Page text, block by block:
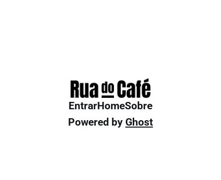
EntrarHomeSobre
Powered by Ghost